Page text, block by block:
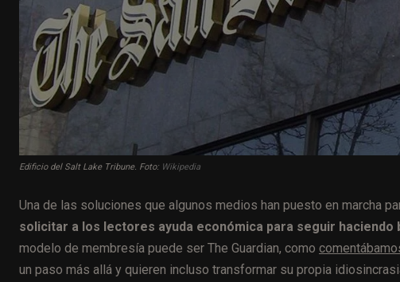
Edificio del Salt Lake Tribune. Foto: Wikipedia
Una de las soluciones que algunos medios han puesto en marcha
solicitar a los lectores ayuda económica para seguir haciendo
modelo de membresía puede ser The Guardian, como
un paso más allá y quieren incluso transformar su propia